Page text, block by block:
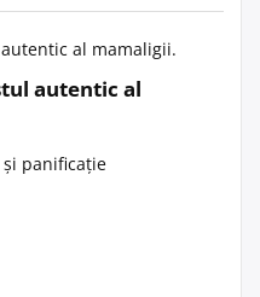
autentic al
panificație